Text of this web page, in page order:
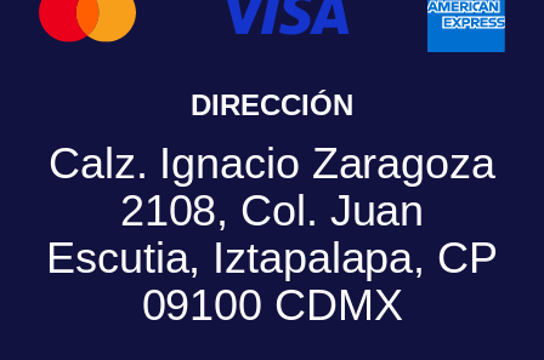
DIRECCIÓN
Calz. Ignacio Zaragoza
2108, Col. Juan
Escutia, Iztapalapa, CP
09100 CDMX